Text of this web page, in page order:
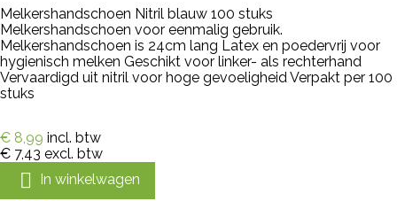
Melkershandschoen Nitril blauw 100 stuks
Melkershandschoen voor eenmalig gebruik.
Melkershandschoen is 24cm lang Latex en poedervrij voor
hygienisch melken Geschikt voor linker- als rechterhand
Vervaardigd uit nitril voor hoge gevoeligheid Verpakt per 100
stuks
€ 8,99 incl. btw
€ 7,43 excl. btw
 In winkelwagen